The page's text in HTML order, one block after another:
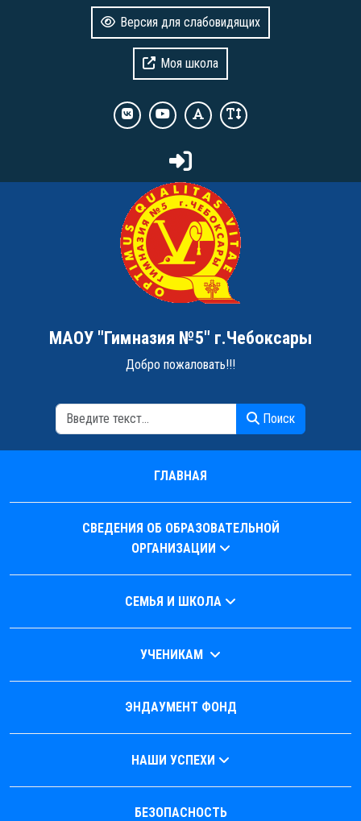
Версия для слабовидящих
Моя школа
МАОУ "Гимназия №5" г.Чебоксары
Добро пожаловать!!!
Поиск
ГЛАВНАЯ
СВЕДЕНИЯ ОБ ОБРАЗОВАТЕЛЬНОЙ
ОРГАНИЗАЦИИ
СЕМЬЯ И ШКОЛА
УЧЕНИКАМ
ЭНДАУМЕНТ ФОНД
НАШИ УСПЕХИ
БЕЗОПАСНОСТЬ